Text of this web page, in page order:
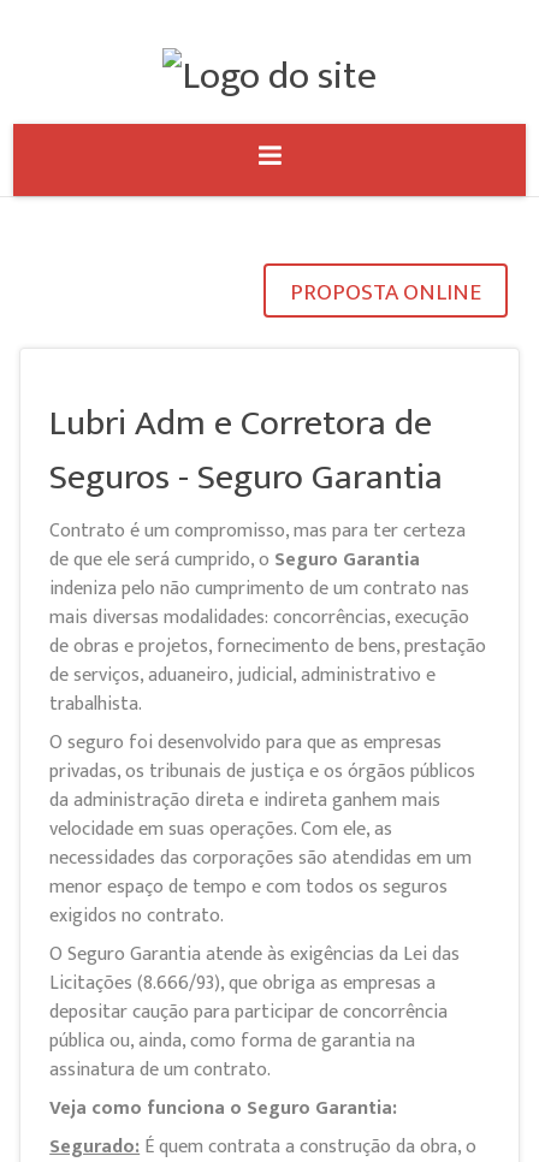
PROPOSTA ONLINE
Lubri Adm e Corretora de
Seguros - Seguro Garantia
Contrato é um compromisso, mas para ter certeza
de que ele será cumprido, o Seguro Garantia
indeniza pelo não cumprimento de um contrato nas
mais diversas modalidades: concorrências, execução
de obras e projetos, fornecimento de bens, prestação
de serviços, aduaneiro, judicial, administrativo e
trabalhista.
O seguro foi desenvolvido para que as empresas
privadas, os tribunais de justiça e os órgãos públicos
da administração direta e indireta ganhem mais
velocidade em suas operações. Com ele, as
necessidades das corporações são atendidas em um
menor espaço de tempo e com todos os seguros
exigidos no contrato.
O Seguro Garantia atende às exigências da Lei das
Licitações (8.666/93), que obriga as empresas a
depositar caução para participar de concorrência
pública ou, ainda, como forma de garantia na
assinatura de um contrato.
Veja como funciona o Seguro Garantia:
Segurado:É quem contrata a construção da obra, o